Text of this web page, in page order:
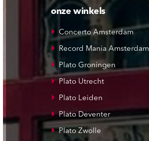
onze winkels
Concerto Amsterdam
Record Mania Amsterdam
Plato Groningen
Plato Utrecht
Plato Leiden
Plato Deventer
Plato Zwolle